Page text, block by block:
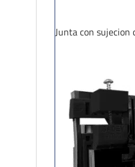
Junta con sujecion